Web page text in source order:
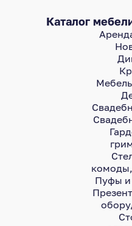
Каталог
Пуфы и